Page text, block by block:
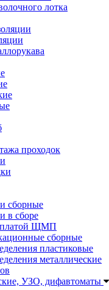
лотка
проходок
сборные
в сборе
ЩМП
сборные
пластиковые
металлические
УЗО, дифавтоматы